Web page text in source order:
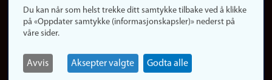
Logg inn
Rediger din ansattside
Du kan når som helst trekke ditt samtykke tilbake ved å klikke
på «Oppdater samtykke (informasjonskapsler)» nederst på
våre sider.
Avvis Aksepter valgte Godta alle